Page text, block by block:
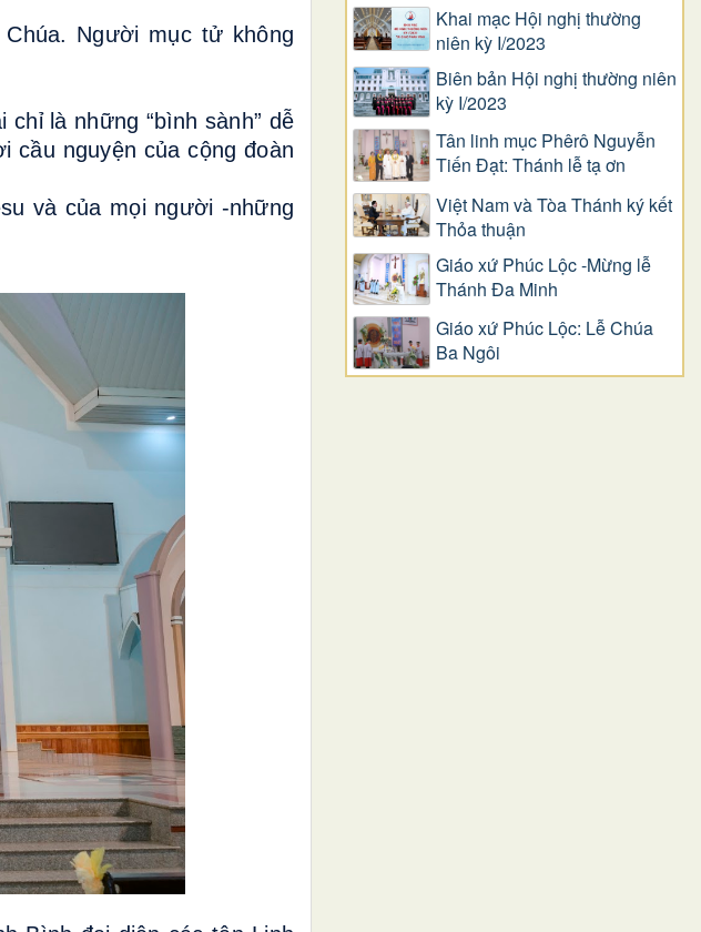
Người mục tử không
là những “bình sành” dễ
cầu nguyện của cộng đoàn
và của mọi người -những
Khai mạc Hội nghị thường
niên kỳ I/2023
Biên bản Hội nghị thường niên
kỳ I/2023
Tân linh mục Phêrô Nguyễn
Tiến Đạt: Thánh lễ tạ ơn
Việt Nam và Tòa Thánh ký kết
Thỏa thuận
Giáo xứ Phúc Lộc -Mừng lễ
Thánh Đa Minh
Giáo xứ Phúc Lộc: Lễ Chúa
Ba Ngôi